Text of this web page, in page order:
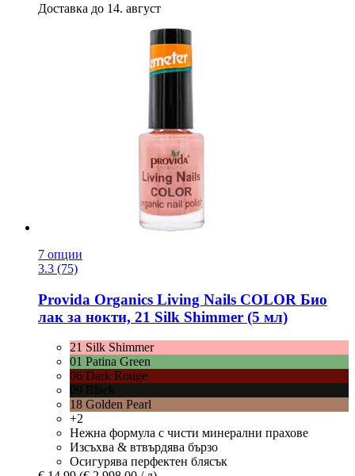
Доставка до 14. август
7 опции
3.3 (75)
Provida Organics Living Nails COLOR Био
лак за нокти, 21 Silk Shimmer (5 мл)
21 Silk Shimmer
01 Patina Green
06 Dark Rouge
18 Golden Pearl
+2
Нежна формула с чисти минерални прахове
Изсъхва & втвърдява бързо
Осигурява перфектен блясък